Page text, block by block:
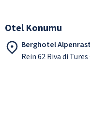
Otel Konumu
Berghotel
Rein 62 Riva di